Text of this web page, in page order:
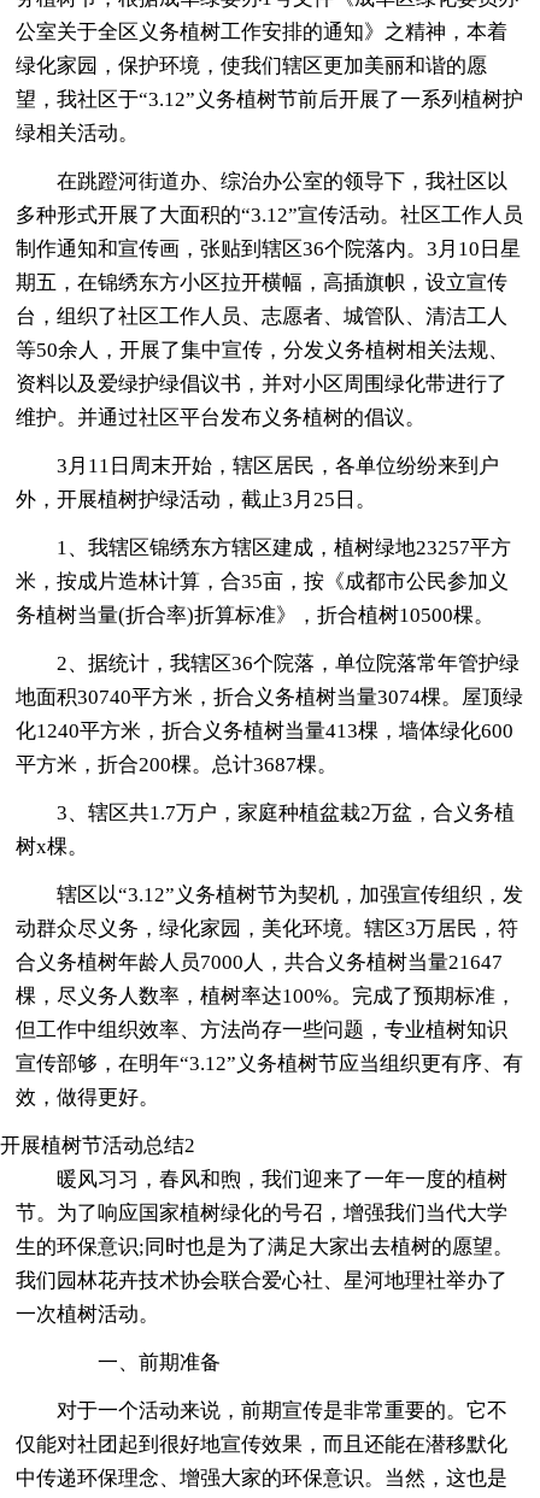
公室关于全区义务植树工作安排的通知》之精神，本着
绿化家园，保护环境，使我们辖区更加美丽和谐的愿
望，我社区于“3.12”义务植树节前后开展了一系列植树护
绿相关活动。
在跳蹬河街道办、综治办公室的领导下，我社区以
多种形式开展了大面积的“3.12”宣传活动。社区工作人员
制作通知和宣传画，张贴到辖区36个院落内。3月10日星
期五，在锦绣东方小区拉开横幅，高插旗帜，设立宣传
台，组织了社区工作人员、志愿者、城管队、清洁工人
等50余人，开展了集中宣传，分发义务植树相关法规、
资料以及爱绿护绿倡议书，并对小区周围绿化带进行了
维护。并通过社区平台发布义务植树的倡议。
3月11日周末开始，辖区居民，各单位纷纷来到户
外，开展植树护绿活动，截止3月25日。
1、我辖区锦绣东方辖区建成，植树绿地23257平方
米，按成片造林计算，合35亩，按《成都市公民参加义
务植树当量(折合率)折算标准》，折合植树10500棵。
2、据统计，我辖区36个院落，单位院落常年管护绿
地面积30740平方米，折合义务植树当量3074棵。屋顶绿
化1240平方米，折合义务植树当量413棵，墙体绿化600
平方米，折合200棵。总计3687棵。
3、辖区共1.7万户，家庭种植盆栽2万盆，合义务植
树x棵。
辖区以“3.12”义务植树节为契机，加强宣传组织，发
动群众尽义务，绿化家园，美化环境。辖区3万居民，符
合义务植树年龄人员7000人，共合义务植树当量21647
棵，尽义务人数率，植树率达100%。完成了预期标准，
但工作中组织效率、方法尚存一些问题，专业植树知识
宣传部够，在明年“3.12”义务植树节应当组织更有序、有
效，做得更好。
开展植树节活动总结2
暖风习习，春风和煦，我们迎来了一年一度的植树
节。为了响应国家植树绿化的号召，增强我们当代大学
生的环保意识;同时也是为了满足大家出去植树的愿望。
我们园林花卉技术协会联合爱心社、星河地理社举办了
一次植树活动。
一、前期准备
对于一个活动来说，前期宣传是非常重要的。它不
仅能对社团起到很好地宣传效果，而且还能在潜移默化
中传递环保理念、增强大家的环保意识。当然，这也是